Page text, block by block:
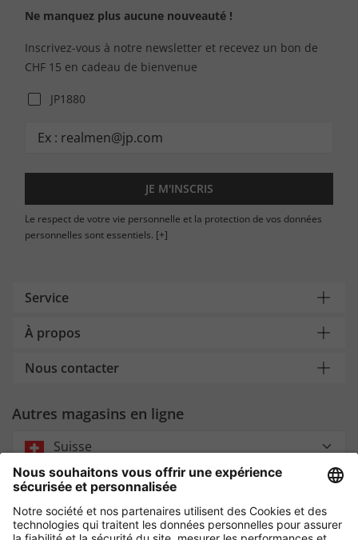
Ne manquez plus aucune nouveauté !
Inscrivez-vous à notre newsletter et recevez un bon de
CHF 15 en cadeau de bienvenue
JP1880
JE M'INSCRIS
Le respect de votre vie personnelle et la protection de vos données
personnelles sont essentiels. [+]
Service
À propos
Nous contacter
Autres magasins en ligne
Suisse
Payment and Delivery